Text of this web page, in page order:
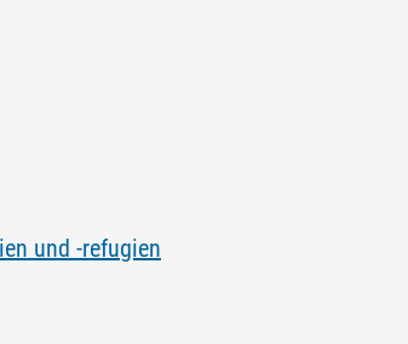
und -refugien